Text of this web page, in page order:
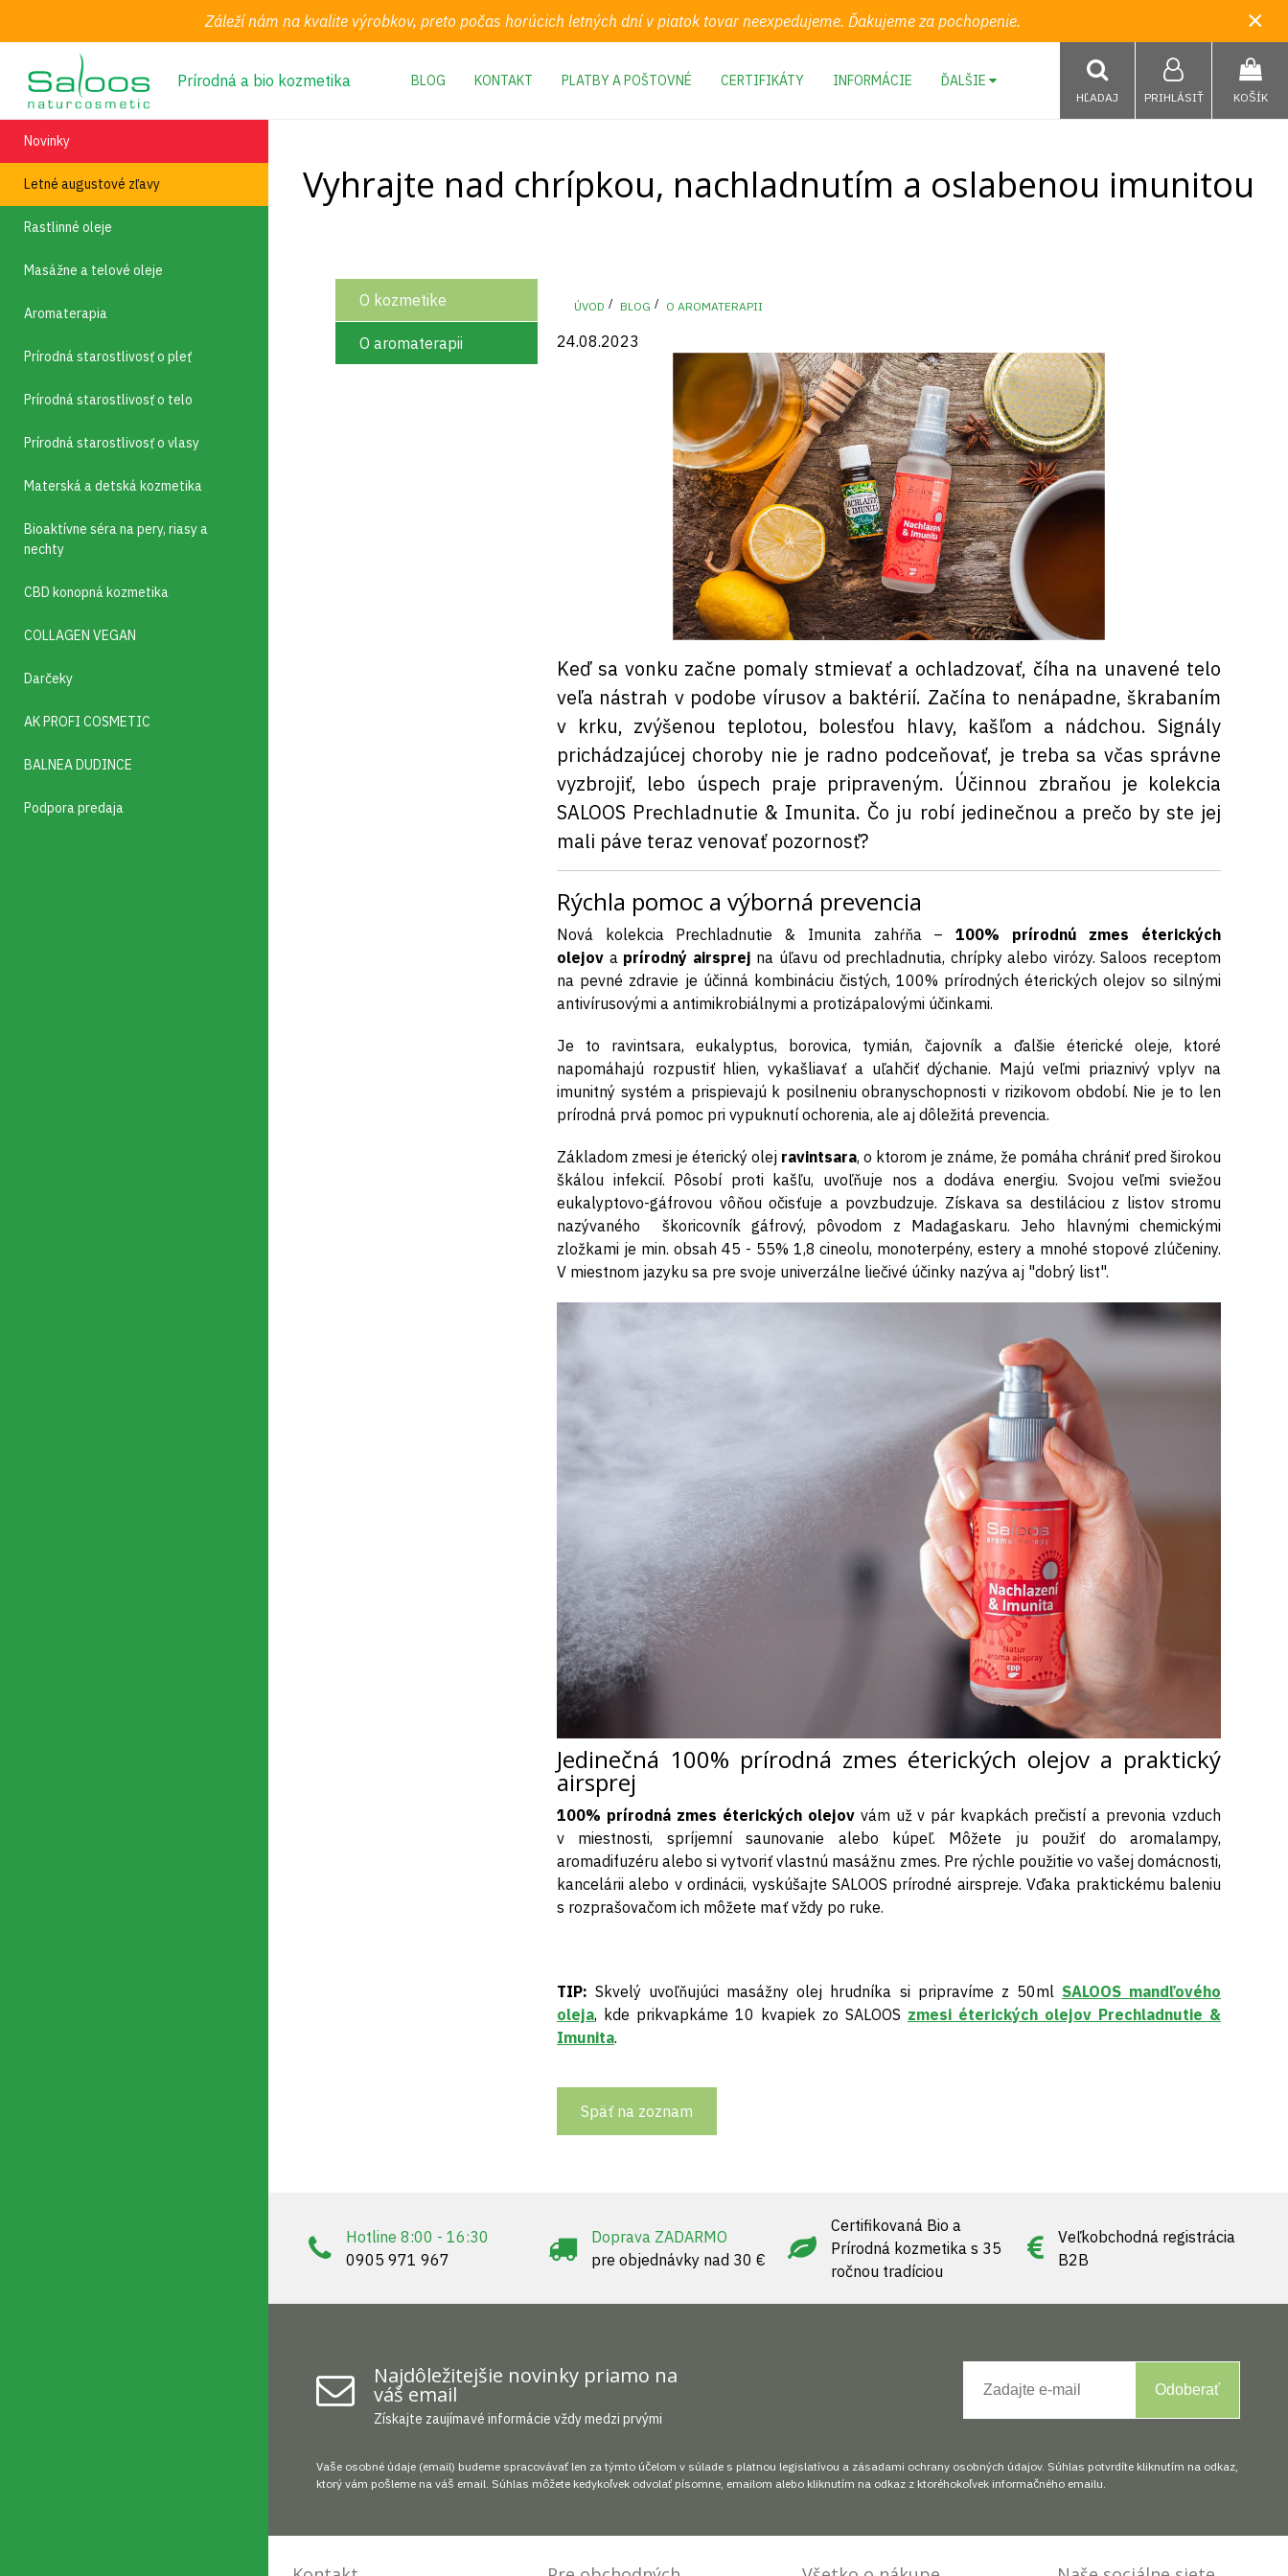
Záleží nám na kvalite výrobkov, preto počas horúcich letných dní v piatok tovar neexpedujeme. Ďakujeme za pochopenie. ×
Prírodná a bio kozmetika BLOG KONTAKT PLATBY A POŠTOVNÉ CERTIFIKÁTY INFORMÁCIE ĎALŠIE
KOŠÍK
PRIHLÁSIŤ
HĽADAJ
Novinky
Letné augustové zľavy
Rastlinné oleje
Masážne a telové oleje
Aromaterapia
Prírodná starostlivosť o pleť
Prírodná starostlivosť o telo
Prírodná starostlivosť o vlasy
Materská a detská kozmetika
Bioaktívne séra na pery, riasy a
nechty
CBD konopná kozmetika
COLLAGEN VEGAN
Darčeky
AK PROFI COSMETIC
BALNEA DUDINCE
Podpora predaja
Vyhrajte nad chrípkou, nachladnutím a oslabenou imunitou
O kozmetike
O aromaterapii
ÚVOD BLOG O AROMATERAPII
24.08.2023
Keď sa vonku začne pomaly stmievať a ochladzovať, číha na unavené telo
veľa nástrah v podobe vírusov a baktérií. Začína to nenápadne, škrabaním
v krku, zvýšenou teplotou, bolesťou hlavy, kašľom a nádchou. Signály
prichádzajúcej choroby nie je radno podceňovať, je treba sa včas správne
vyzbrojiť, lebo úspech praje pripraveným. Účinnou zbraňou je kolekcia
SALOOS Prechladnutie & Imunita. Čo ju robí jedinečnou a prečo by ste jej
mali páve teraz venovať pozornosť?
Rýchla pomoc a výborná prevencia
Nová kolekcia Prechladnutie & Imunita zahŕňa – 100% prírodnú zmes éterických
olejov a prírodný airsprej na úľavu od prechladnutia, chrípky alebo virózy. Saloos receptom
na pevné zdravie je účinná kombináciu čistých, 100% prírodných éterických olejov so silnými
antivírusovými a antimikrobiálnymi a protizápalovými účinkami.
Je to ravintsara, eukalyptus, borovica, tymián, čajovník a ďalšie éterické oleje, ktoré
napomáhajú rozpustiť hlien, vykašliavať a uľahčiť dýchanie. Majú veľmi priaznivý vplyv na
imunitný systém a prispievajú k posilneniu obranyschopnosti v rizikovom období. Nie je to len
prírodná prvá pomoc pri vypuknutí ochorenia, ale aj dôležitá prevencia.
Základom zmesi je éterický olej ravintsara, o ktorom je známe, že pomáha chrániť pred širokou
škálou infekcií. Pôsobí proti kašľu, uvoľňuje nos a dodáva energiu. Svojou veľmi sviežou
eukalyptovo-gáfrovou vôňou očisťuje a povzbudzuje. Získava sa destiláciou z listov stromu
nazývaného škoricovník gáfrový, pôvodom z Madagaskaru. Jeho hlavnými chemickými
zložkami je min. obsah 45 - 55% 1,8 cineolu, monoterpény, estery a mnohé stopové zlúčeniny.
V miestnom jazyku sa pre svoje univerzálne liečivé účinky nazýva aj "dobrý list".
Jedinečná 100% prírodná zmes éterických olejov a praktický
airsprej
100% prírodná zmes éterických olejovvám už v pár kvapkách prečistí a prevonia vzduch
v miestnosti, spríjemní saunovanie alebo kúpeľ. Môžete ju použiť do aromalampy,
aromadifuzéru alebo si vytvoriť vlastnú masážnu zmes. Pre rýchle použitie vo vašej domácnosti,
kancelárii alebo v ordinácii, vyskúšajte SALOOS prírodné airspreje. Vďaka praktickému baleniu
s rozprašovačom ich môžete mať vždy po ruke.
TIP: Skvelý uvoľňujúci masážny olej hrudníka si pripravíme z 50ml SALOOS mandľového
oleja, kde prikvapkáme 10 kvapiek zo SALOOS zmesi éterických olejov Prechladnutie &
Imunita.
Späť na zoznam
Hotline 8:00 - 16:30
0905 971 967
Doprava ZADARMO
pre objednávky nad 30 €
Certifikovaná Bio a
Prírodná kozmetika s 35
ročnou tradíciou
Veľkobchodná registrácia
B2B
Najdôležitejšie novinky priamo na
váš email
Získajte zaujímavé informácie vždy medzi prvými
Odoberať
Vaše osobné údaje (email) budeme spracovávať len za týmto účelom v súlade s platnou legislatívou a zásadami ochrany osobných údajov. Súhlas potvrdíte kliknutím na odkaz,
ktorý vám pošleme na váš email. Súhlas môžete kedykoľvek odvolať písomne, emailom alebo kliknutím na odkaz z ktoréhokoľvek informačného emailu.